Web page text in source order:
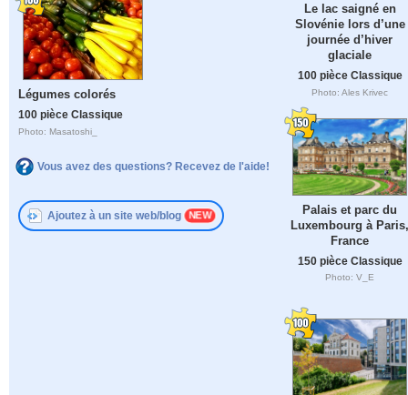
Légumes colorés
100 pièce Classique
Photo: Masatoshi_
Vous avez des questions? Recevez de l'aide!
Ajoutez à un site web/blog
Le lac saigné en
Slovénie lors d’une
journée d’hiver
glaciale
100 pièce Classique
Photo: Ales Krivec
Palais et parc du
Luxembourg à Paris,
France
150 pièce Classique
Photo: V_E